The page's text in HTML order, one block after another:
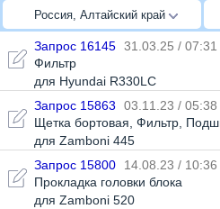
Россия, Алтайский край
Запрос 16145 31.03.25 / 07:31
Фильтр
для Hyundai R330LC
Запрос 15863 03.11.23 / 05:38
Щетка бортовая Фильтр
для Zamboni 445
Запрос 15800 14.08.23 / 10:36
Прокладка головки блока
для Zamboni 520